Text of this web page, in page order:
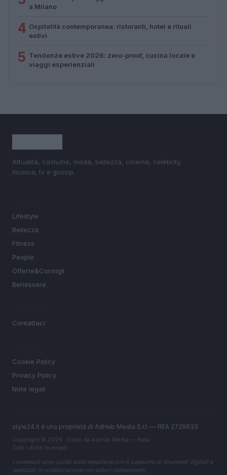
a Milano
4 Ospitalità contemporanea: ristoranti, hotel e rituali
estivi
5 Tendenze estive 2026: zero-proof, cucina locale e
viaggi esperienziali
Attualità, costume, moda, bellezza, cinema, celebrity,
musica, tv e gossip.
Lifestyle
Bellezza
Fitness
People
Offerte&Consigli
Benessere
Contattaci
Cookie Policy
Privacy Policy
Note legali
style24.it è una proprietà di AdHub Media S.r.l. — REA 2729933
Copyright © 2026 · Edito da AdHub Media — Italia
Tutti i diritti riservati
I contenuti sono curati dalla redazione con il supporto di strumenti digitali e
realizzati in collaborazione con autori indipendenti.